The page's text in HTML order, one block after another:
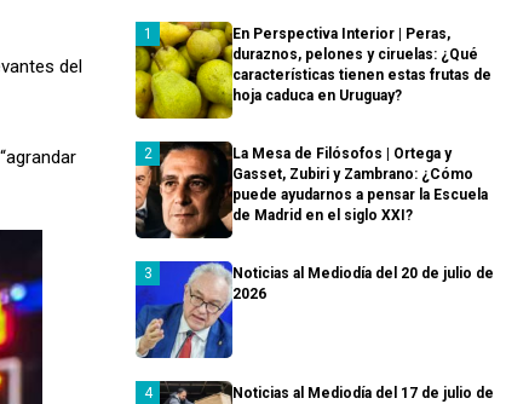
del
En Perspectiva Interior | Peras,
duraznos, pelones y ciruelas: ¿Qué
características tienen estas frutas de
hoja caduca en Uruguay?
La Mesa de Filósofos | Ortega y
Gasset, Zubiri y Zambrano: ¿Cómo
puede ayudarnos a pensar la Escuela
de Madrid en el siglo XXI?
Noticias al Mediodía del 20 de julio de
2026
Noticias al Mediodía del 17 de julio de